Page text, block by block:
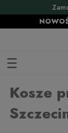
KOSZE
Kosze